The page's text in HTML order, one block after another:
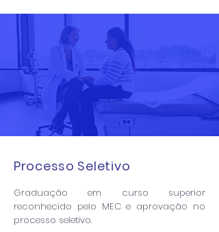
Processo Seletivo
Graduação em curso superior
reconhecido pelo MEC e aprovação no
processo seletivo.